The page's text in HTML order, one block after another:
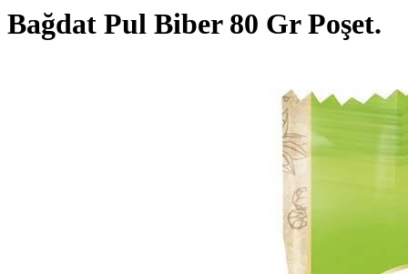
Bağdat Pul Biber 80 Gr Poşet.